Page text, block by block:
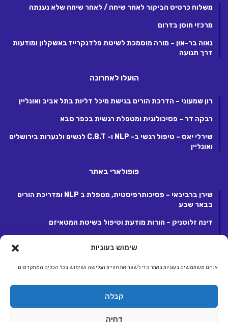
שימוש בעוגיות
אנחנו משתמשים בעוגיות באתר כדי לשפר את חוויית הגלישה ושימוש בכל הכלים המתקדמים
קבלה
דחיה
משלוח כרטיס הביקור לאחר שיחה / לאחר שיחה שלא נענתה
מרכזי חוסן בדרום
נאוה בר-און – מורה מוסמכת לשיטת פלדנקרייז באשקלון ומודעות
דרך תנועה
הועלו לאחרונה
רון שמעוני – הדרכת הורים בגישת מיכל דליות בתל אביב ואונליין
רבקה דר – פסיכולוגית ומטפלת רגשית בכפר סבא
שירלי יאס – טיפול רגשי ב- NLP ו- C.B.T לנשים ולנערות בירושלים
ואונליין
פופולארי באתר
שירן ברביבאי – פסיכותרפיסטית, מטפלת ב NLP ומדריכת הורים
בבאר שבע
דינה זלוטניק – הורות מודעת וטיפול בשיטת המטאיזם
מפעילת קבוצת אתרי אלטרנטיבלי |